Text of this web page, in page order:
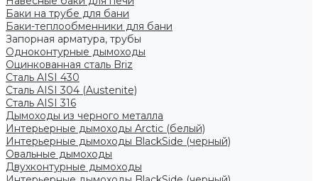
Баки на трубе для бани
Баки-теплообменники для бани
Запорная арматура, трубы
Одноконтурные дымоходы
Оцинкованная сталь Briz
Сталь AISI 430
Сталь AISI 304 (Austenite)
Сталь AISI 316
Дымоходы из черного металла
Интерьерные дымоходы Arctic (белый)
Интерьерные дымоходы BlackSide (черный)
Овальные дымоходы
Двухконтурные дымоходы